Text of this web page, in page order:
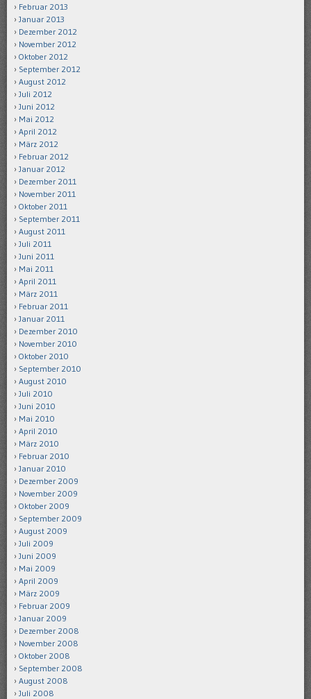
Februar 2013
Januar 2013
Dezember 2012
November 2012
Oktober 2012
September 2012
August 2012
Juli 2012
Juni 2012
Mai 2012
April 2012
März 2012
Februar 2012
Januar 2012
Dezember 2011
November 2011
Oktober 2011
September 2011
August 2011
Juli 2011
Juni 2011
Mai 2011
April 2011
März 2011
Februar 2011
Januar 2011
Dezember 2010
November 2010
Oktober 2010
September 2010
August 2010
Juli 2010
Juni 2010
Mai 2010
April 2010
März 2010
Februar 2010
Januar 2010
Dezember 2009
November 2009
Oktober 2009
September 2009
August 2009
Juli 2009
Juni 2009
Mai 2009
April 2009
März 2009
Februar 2009
Januar 2009
Dezember 2008
November 2008
Oktober 2008
September 2008
August 2008
Juli 2008